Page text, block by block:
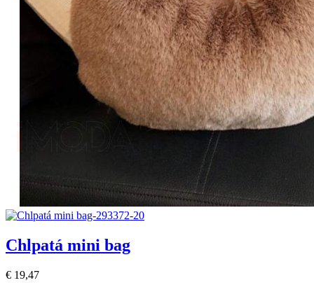
Chlpatá mini bag
€ 19,47